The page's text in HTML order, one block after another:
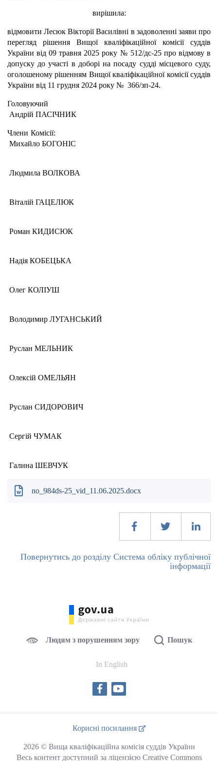
вирішила:
відмовити Лесюк Вікторії Василівні в задоволенні заяви про
перегляд рішення Вищої кваліфікаційної комісії суддів
України від 09 травня 2025 року № 512/дс-25 про відмову в
допуску до участі в доборі на посаду судді місцевого суду,
оголошеному рішенням Вищої кваліфікаційної комісії суддів
України від 11 грудня 2024 року № 366/зп-24.
Головуючий
Андрій ПАСІЧНИК
Члени Комісії:
Михайло БОГОНІС
Людмила ВОЛКОВА
Віталій ГАЦЕЛЮК
Роман КИДИСЮК
Надія КОБЕЦЬКА
Олег КОЛІУШ
Володимир ЛУГАНСЬКИЙ
Руслан МЕЛЬНИК
Олексій ОМЕЛЬЯН
Руслан СИДОРОВИЧ
Сергій ЧУМАК
Галина ШЕВЧУК
no_984ds-25_vid_11.06.2025.docx
Повернутись до розділу Система обліку публічної
інформації
Людям з порушенням зору Пошук
In English
Корисні посилання
2026 © Вища кваліфікаційна комісія суддів України
Весь контент доступний за ліцензією Creative Commons